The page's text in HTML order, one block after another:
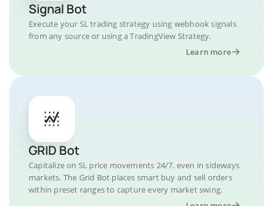
Signal Bot
Execute your SL trading strategy using webhook signals
from any source or using a TradingView Strategy.
Learn more
GRID Bot
Capitalize on SL price movements 24/7, even in sideways
markets. The Grid Bot places smart buy and sell orders
within preset ranges to capture every market swing.